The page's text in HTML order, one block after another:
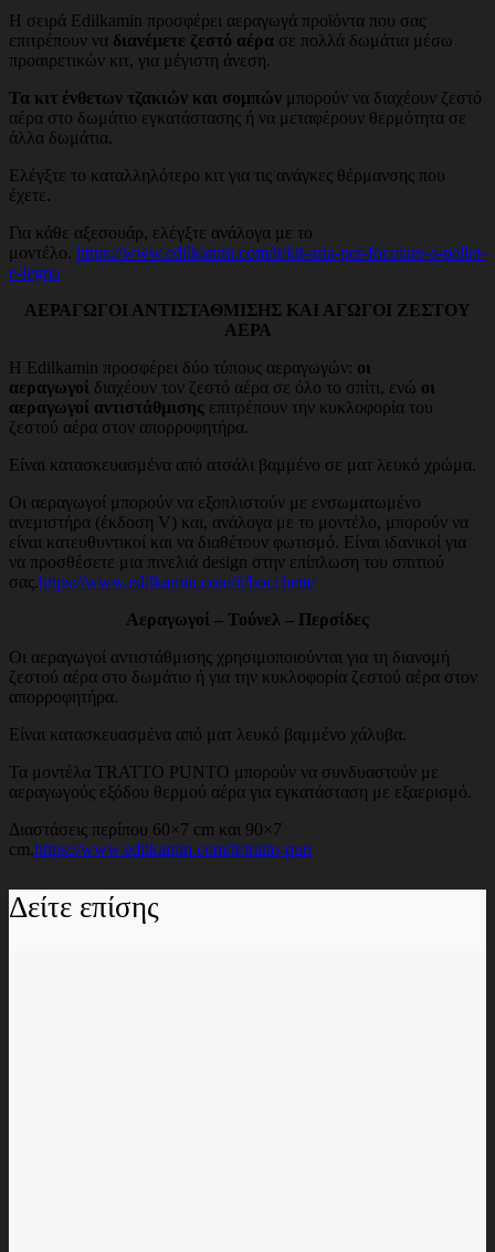
Η σειρά Edilkamin προσφέρει αεραγωγά προϊόντα που σας
επιτρέπουν να διανέμετε ζεστό αέρα σε πολλά δωμάτια μέσω
προαιρετικών κιτ, για μέγιστη άνεση.
Τα κιτ ένθετων τζακιών και σομπών μπορούν να διαχέουν ζεστό
αέρα στο δωμάτιο εγκατάστασης ή να μεταφέρουν θερμότητα σε
άλλα δωμάτια.
Ελέγξτε το καταλληλότερο κιτ για τις ανάγκες θέρμανσης που
έχετε.
Για κάθε αξεσουάρ, ελέγξτε ανάλογα με το
μοντέλο. https://www.edilkamin.com/it/kit-aria-per-focolare-a-pellet-
e-legna
ΑΕΡΑΓΩΓΟΙ ΑΝΤΙΣΤΑΘΜΙΣΗΣ ΚΑΙ ΑΓΩΓΟΙ ΖΕΣΤΟΥ
ΑΕΡΑ
Η Edilkamin προσφέρει δύο τύπους αεραγωγών: οι
αεραγωγοί διαχέουν τον ζεστό αέρα σε όλο το σπίτι, ενώ οι
αεραγωγοί αντιστάθμισης επιτρέπουν την κυκλοφορία του
ζεστού αέρα στον απορροφητήρα.
Είναι κατασκευασμένα από ατσάλι βαμμένο σε ματ λευκό χρώμα.
Οι αεραγωγοί μπορούν να εξοπλιστούν με ενσωματωμένο
ανεμιστήρα (έκδοση V) και, ανάλογα με το μοντέλο, μπορούν να
είναι κατευθυντικοί και να διαθέτουν φωτισμό. Είναι ιδανικοί για
να προσθέσετε μια πινελιά design στην επίπλωση του σπιτιού
σας.https://www.edilkamin.com/it/bocchette
Αεραγωγοί – Τούνελ – Περσίδες
Οι αεραγωγοί αντιστάθμισης χρησιμοποιούνται για τη διανομή
ζεστού αέρα στο δωμάτιο ή για την κυκλοφορία ζεστού αέρα στον
απορροφητήρα.
Είναι κατασκευασμένα από ματ λευκό βαμμένο χάλυβα.
Τα μοντέλα TRATTO PUNTO μπορούν να συνδυαστούν με
αεραγωγούς εξόδου θερμού αέρα για εγκατάσταση με εξαερισμό.
Διαστάσεις περίπου 60×7 cm και 90×7
cm.https://www.edilkamin.com/it/tratto-pun
Δείτε επίσης